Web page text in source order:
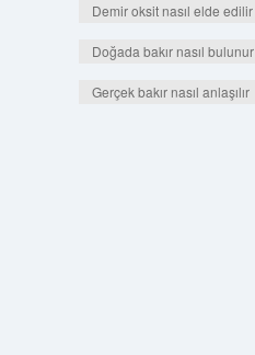
Demir oksit nasıl elde edilir
Doğada bakır nasıl bulunur
Gerçek bakır nasıl anlaşılır